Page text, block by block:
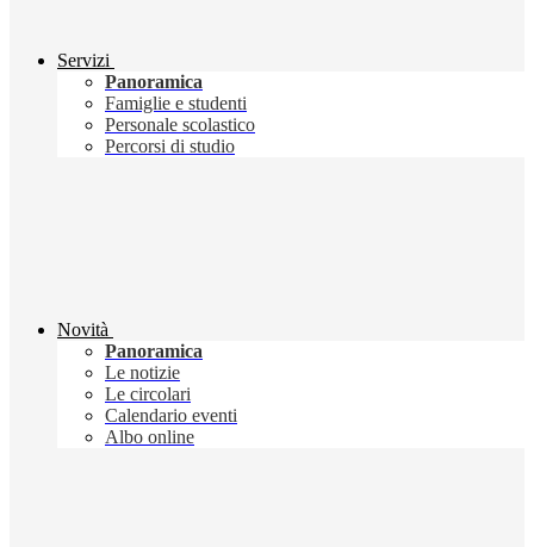
Servizi
Panoramica
Famiglie e studenti
Personale scolastico
Percorsi di studio
Novità
Panoramica
Le notizie
Le circolari
Calendario eventi
Albo online